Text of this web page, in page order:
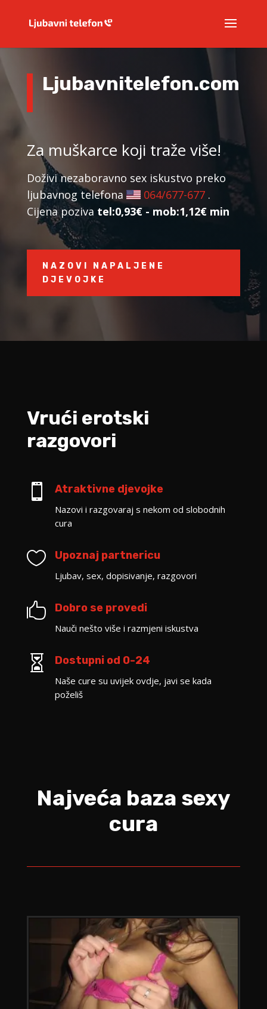
Ljubavnitelefon.com
Za muškarce koji traže više!
Doživi nezaboravno sex iskustvo preko
ljubavnog telefona
064/677-677 .
Cijena poziva tel:0,93€ - mob:1,12€ min
NAZOVI NAPALJENE
DJEVOJKE
Vrući erotski
razgovori
 Atraktivne djevojke
Nazovi i razgovaraj s nekom od slobodnih
cura
 Upoznaj partnericu
Ljubav, sex, dopisivanje, razgovori
 Dobro se provedi
Nauči nešto više i razmjeni iskustva
 Dostupni od 0-24
Naše cure su uvijek ovdje, javi se kada
poželiš
Najveća baza sexy
cura